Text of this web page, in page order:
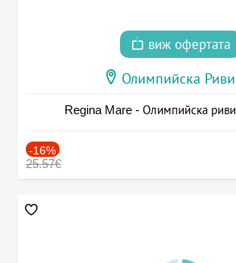
виж офертата
Олимпийска
Regina Mare - Олимпийска
-16%
25.57€